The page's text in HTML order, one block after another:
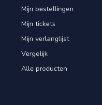
Mijn bestellingen
Mijn tickets
Mijn verlanglijst
Vergelijk
Alle producten